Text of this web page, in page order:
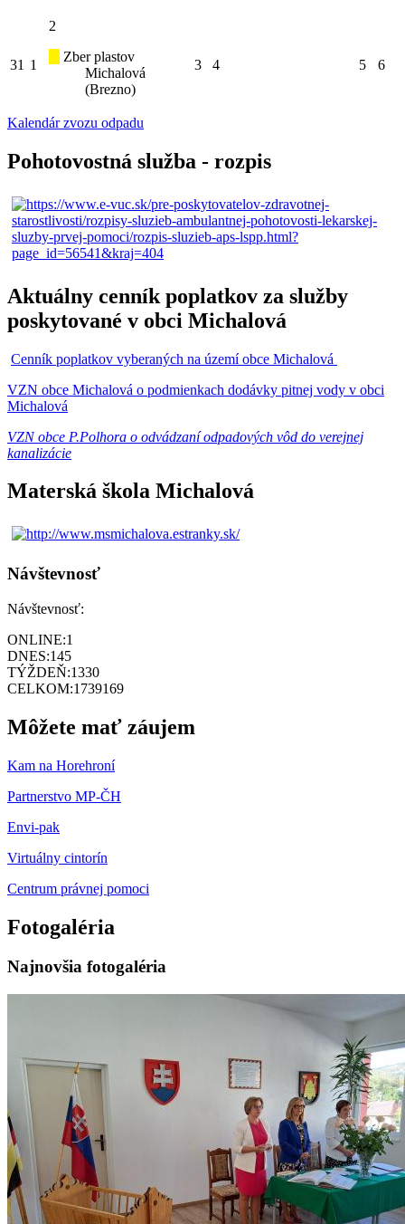
31 1
2
Zber plastov
Michalová
(Brezno)
3 4 5 6
Kalendár zvozu odpadu
Pohotovostná služba - rozpis
Aktuálny cenník poplatkov za služby
poskytované v obci Michalová
Cenník poplatkov vyberaných na území obce Michalová
VZN obce Michalová o podmienkach dodávky pitnej vody v obci
Michalová
VZN obce P.Polhora o odvádzaní odpadových vôd do verejnej
kanalizácie
Materská škola Michalová
Návštevnosť
Návštevnosť:
ONLINE:1
DNES:145
TÝŽDEŇ:1330
CELKOM:1739169
Môžete mať záujem
Kam na Horehroní
Partnerstvo MP-ČH
Envi-pak
Virtuálny cintorín
Centrum právnej pomoci
Fotogaléria
Najnovšia fotogaléria